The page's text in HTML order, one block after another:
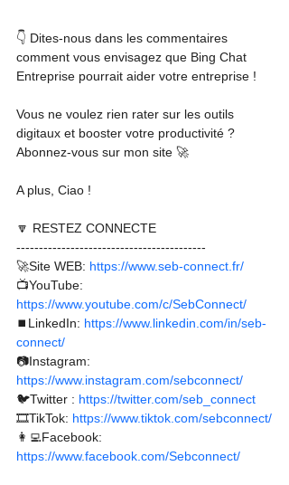
👇 Dites-nous dans les commentaires
comment vous envisagez que Bing Chat
Entreprise pourrait aider votre entreprise !
Vous ne voulez rien rater sur les outils
digitaux et booster votre productivité ?
Abonnez-vous sur mon site 🚀
A plus, Ciao !
🔽 RESTEZ CONNECTE
------------------------------------------
🚀Site WEB: https://www.seb-connect.fr/
📺YouTube:
https://www.youtube.com/c/SebConnect/
⏹️LinkedIn: https://www.linkedin.com/in/seb-
connect/
📷Instagram:
https://www.instagram.com/sebconnect/
🐦Twitter : https://twitter.com/seb_connect
🎞TikTok: https://www.tiktok.com/sebconnect/
👩‍💻Facebook:
https://www.facebook.com/Sebconnect/